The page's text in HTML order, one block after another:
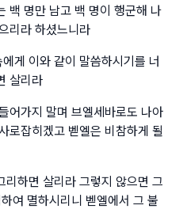
백 명만 남고 백 명이 행군해 나
리라 하셨느니라
게 이와 같이 말씀하시기를 너
살리라
어가지 말며 브엘세바로도 나아
로잡히겠고 벧엘은 비참하게 될
리하면 살리라 그렇지 않으면 그
여 멸하시리니 벧엘에서 그 불